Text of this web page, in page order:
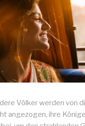
Völker werden von
angezogen, ihre